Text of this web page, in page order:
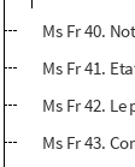
Ms Fr 40.
Ms Fr 41.
Ms Fr 42.
Ms Fr 43.